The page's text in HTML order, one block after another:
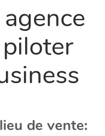
agence
de vente: